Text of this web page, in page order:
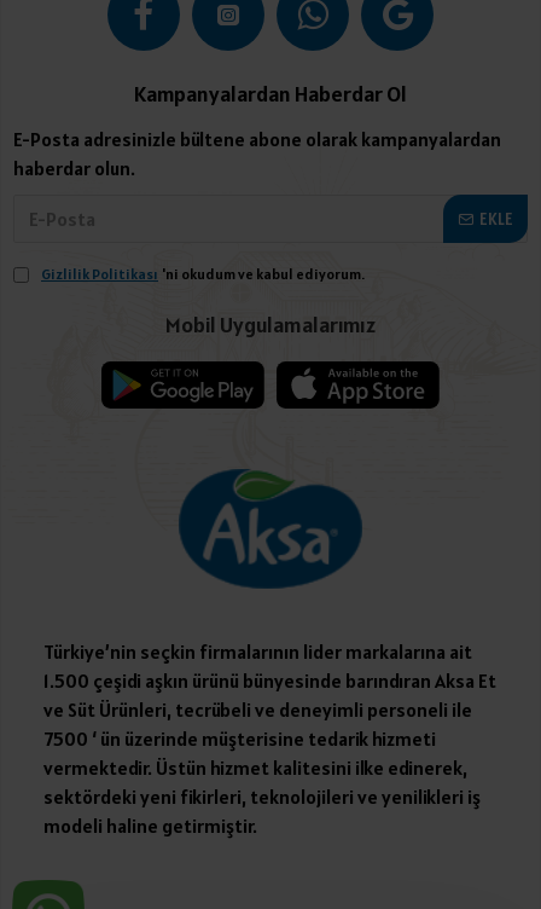
Kampanyalardan Haberdar Ol
E-Posta adresinizle bültene abone olarak kampanyalardan
haberdar olun.
EKLE
Gizlilik Politikası 'ni okudum ve kabul ediyorum.
Mobil Uygulamalarımız
Türkiye’nin seçkin firmalarının lider markalarına ait
1.500 çeşidi aşkın ürünü bünyesinde barındıran Aksa Et
ve Süt Ürünleri, tecrübeli ve deneyimli personeli ile
7500 ‘ ün üzerinde müşterisine tedarik hizmeti
vermektedir. Üstün hizmet kalitesini ilke edinerek,
sektördeki yeni fikirleri, teknolojileri ve yenilikleri iş
modeli haline getirmiştir.